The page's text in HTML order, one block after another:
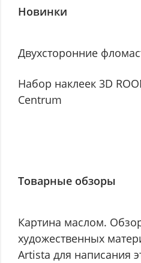
Новинки
Двухсторонние
Набор наклеек 3D
Centrum
Товарные обзоры
Картина маслом.
художественных
Artista для написания